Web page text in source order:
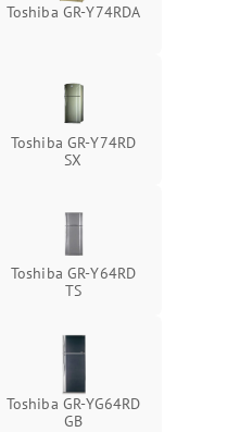
Toshiba GR-Y74RDA
Toshiba GR-Y74RD
SX
Toshiba GR-Y64RD
TS
Toshiba GR-YG64RD
GB